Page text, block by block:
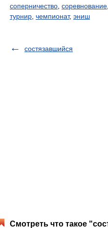
соперничество соревнование
турнир чемпионат, эниш
состязавшийся
Смотреть что такое